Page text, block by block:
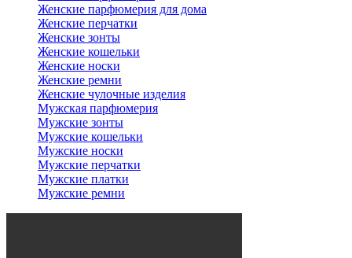
Женские парфюмерия для дома
Женские перчатки
Женские зонты
Женские кошельки
Женские носки
Женские ремни
Женские чулочные изделия
Мужская парфюмерия
Мужские зонты
Мужские кошельки
Мужские носки
Мужские перчатки
Мужские платки
Мужские ремни